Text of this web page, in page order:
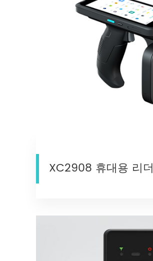
XC2908 휴대용 리더